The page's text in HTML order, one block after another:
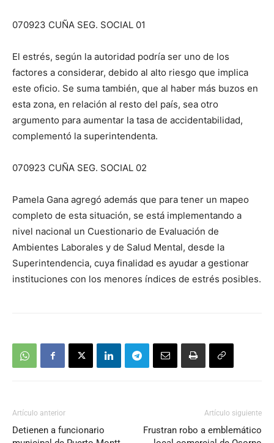
070923 CUÑA SEG. SOCIAL 01
El estrés, según la autoridad podría ser uno de los
factores a considerar, debido al alto riesgo que implica
este oficio. Se suma también, que al haber más buzos en
esta zona, en relación al resto del país, sea otro
argumento para aumentar la tasa de accidentabilidad,
complementó la superintendenta.
070923 CUÑA SEG. SOCIAL 02
Pamela Gana agregó además que para tener un mapeo
completo de esta situación, se está implementando a
nivel nacional un Cuestionario de Evaluación de
Ambientes Laborales y de Salud Mental, desde la
Superintendencia, cuya finalidad es ayudar a gestionar
instituciones con los menores índices de estrés posibles.
Artículo anterior
Detienen a funcionario
Artículo siguiente
Frustran robo a emblemático